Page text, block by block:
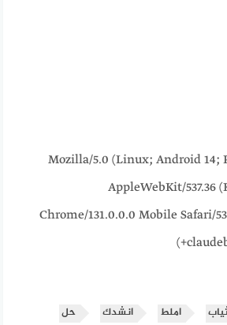
216.73.216.54 Mozilla/5.0 (Linux; Android
AppleWebKit/537.36
Chrome/131.0.0.0 Mobile Safari/
املط انشدك
حل